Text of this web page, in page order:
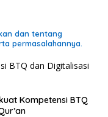
dan tentang
permasalahannya.
Kompetensi BTQ